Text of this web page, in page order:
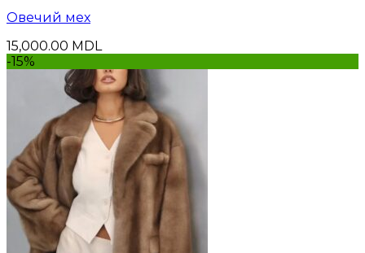
Oвечий мех
15,000.00 MDL
-15%